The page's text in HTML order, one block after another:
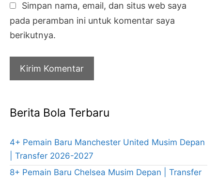
Simpan nama, email, dan situs web saya
pada peramban ini untuk komentar saya
berikutnya.
Berita Bola Terbaru
4+ Pemain Baru Manchester United Musim Depan
| Transfer 2026-2027
8+ Pemain Baru Chelsea Musim Depan | Transfer